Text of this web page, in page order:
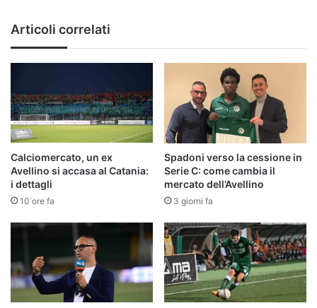
Articoli correlati
Calciomercato, un ex
Avellino si accasa al Catania:
i dettagli
10 ore fa
Spadoni verso la cessione in
Serie C: come cambia il
mercato dell’Avellino
3 giorni fa